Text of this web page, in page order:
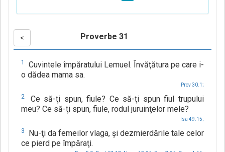
< Proverbe 31
1
Cuvintele împăratului Lemuel. Învăţătura pe care i-
o dădea mama sa.
Prov 30.1;
2
Ce să-ţi spun, fiule? Ce să-ţi spun fiul trupului
meu? Ce să-ţi spun, fiule, rodul juruinţelor mele?
Isa 49.15;
3
Nu-ţi da femeilor vlaga, şi dezmierdările tale celor
ce pierd pe împăraţi.